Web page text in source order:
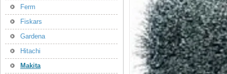
Ferm
Fiskars
Gardena
Hitachi
Makita